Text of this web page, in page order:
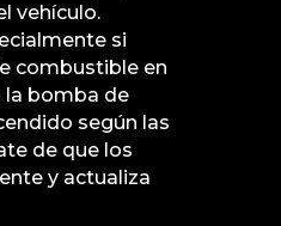
vehículo.
si
combustible en
la bomba de
según las
de que los
y actualiza